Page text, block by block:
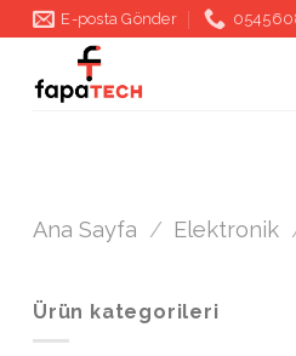
İçeriğe
atla
E-posta Gönder
Ana Sayfa / Elektronik
Ürün kategorileri